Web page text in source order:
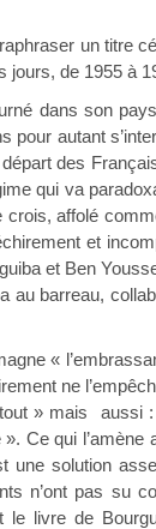
un titre
jours, de 1955 à
dans son pays
pour autant
des
qui va
affolé
et
et Ben
au barreau,
«
ne
» mais aussi
Ce qui
une solution
n’ont pas su
le livre de